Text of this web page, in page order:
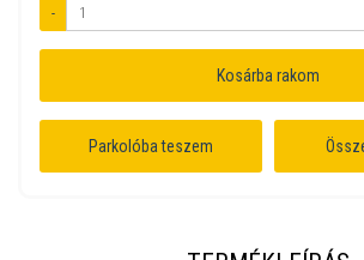
-
Kosárba rakom
Parkolóba teszem